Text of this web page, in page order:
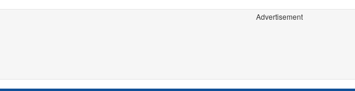
Advertisement